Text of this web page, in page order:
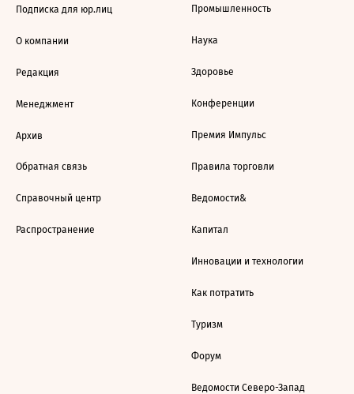
Подписка для юр.лиц
О компании
Редакция
Менеджмент
Архив
Обратная связь
Справочный центр
Распространение
Промышленность
Наука
Здоровье
Конференции
Премия Импульс
Правила торговли
Ведомости&
Капитал
Инновации и технологии
Как потратить
Туризм
Форум
Ведомости Северо-Запад